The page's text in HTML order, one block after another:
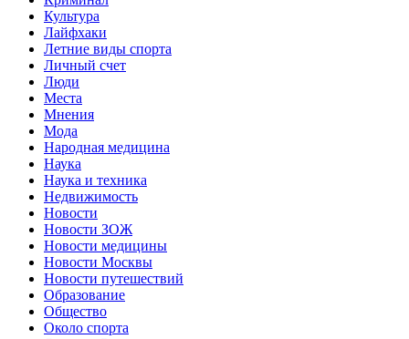
Культура
Лайфхаки
Летние виды спорта
Личный счет
Люди
Места
Мнения
Мода
Народная медицина
Наука
Наука и техника
Недвижимость
Новости
Новости ЗОЖ
Новости медицины
Новости Москвы
Новости путешествий
Образование
Общество
Около спорта